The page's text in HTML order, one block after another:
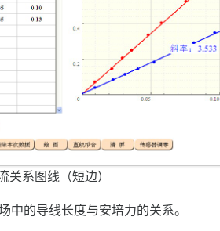
关系图线（短边）
中的导线长度与安培力的关系。